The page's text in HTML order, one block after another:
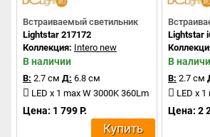
Встраиваемый светильник
Lightstar 217172
Коллекция: Intero new
В наличии
В: 2.7 см Д: 6.8 см
LED x 1 max W 3000K 360Lm
Цена: 1 799 Р.
Купить
Lightstar
В
В: 2.7 см
LED x
Цена: 2